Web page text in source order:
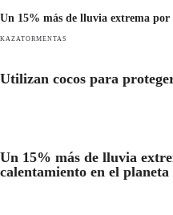
Un 15% más de lluvia extrema por
KAZATORMENTAS
Utilizan cocos para
Un 15% más de lluvia
calentamiento en el planeta